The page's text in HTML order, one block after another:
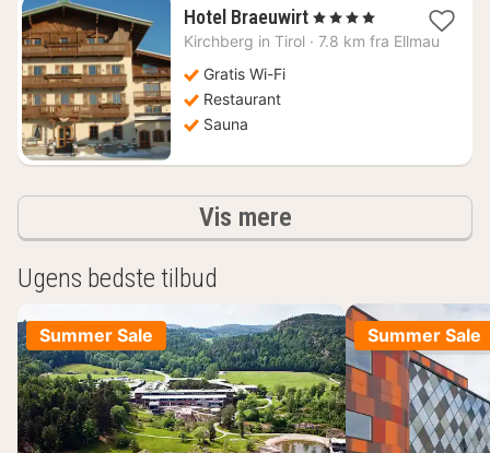
Hotel Braeuwirt1
nat
, 4 Stjerner
Kirchberg in Tirol · 7.8 km fra Ellmau
Gratis Wi-Fi
Restaurant
Sauna
Vis mereresultater
Ugens bedste tilbud
Summer Sale Summer Sale